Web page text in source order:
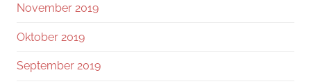
November 2019
Oktober 2019
September 2019